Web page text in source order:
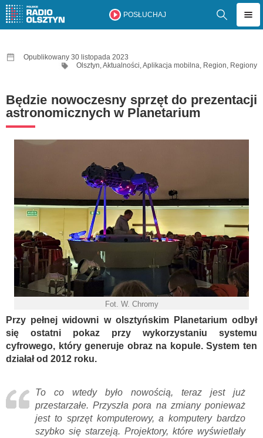
POSŁUCHAJ
Opublikowany 30 listopada 2023
Olsztyn,Aktualności,Aplikacja mobilna, Region, Regiony
Będzie nowoczesny sprzęt do prezentacji
astronomicznych w Planetarium
Fot. W. Chromy
Przy pełnej widowni w olsztyńskim Planetarium odbył
się ostatni pokaz przy wykorzystaniu systemu
cyfrowego, który generuje obraz na kopule. System ten
działał od 2012 roku.
To co wtedy było nowością, teraz jest już
przestarzałe. Przyszła pora na zmiany ponieważ
jest to sprzęt komputerowy, a komputery bardzo
szybko się starzeją. Projektory, które wyświetlały